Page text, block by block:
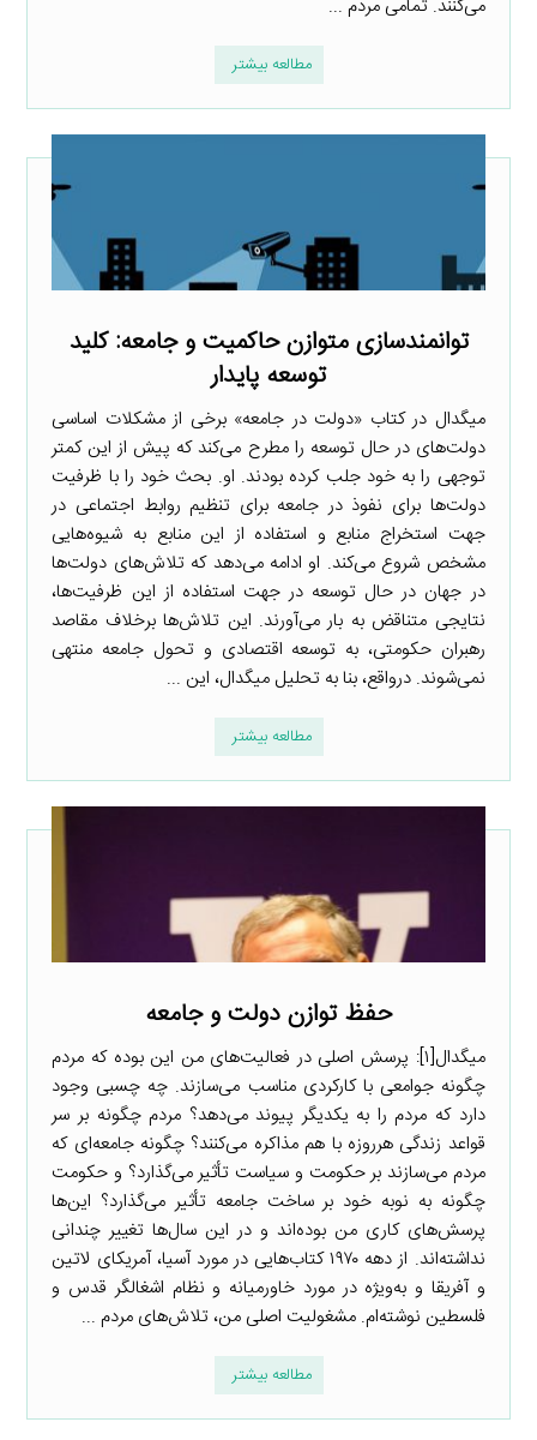
می‌کنند. تمامی مردم ...
مطالعه بیشتر
توانمندسازی متوازن حاکمیت و جامعه: کلید
توسعه پایدار
میگدال در کتاب «دولت در جامعه» برخی از مشکلات اساسی
دولت‌های در حال توسعه را مطرح می‌کند که پیش از این کمتر
توجهی را به خود جلب کرده بودند. او. بحث خود را با ظرفیت
دولت‌ها برای نفوذ در جامعه برای تنظیم روابط اجتماعی در
جهت استخراج منابع و استفاده از این منابع به شیوه‌هایی
مشخص شروع می‌کند. او ادامه می‌دهد که تلاش‌های دولت‌ها
در جهان در حال توسعه در جهت استفاده از این ظرفیت‌ها،
نتایجی متناقض به بار می‌آورند. این تلاش‌ها برخلاف مقاصد
رهبران حکومتی، به توسعه اقتصادی و تحول جامعه منتهی
نمی‌شوند. درواقع، بنا به تحلیل میگدال، این ...
مطالعه بیشتر
حفظ توازن دولت و جامعه
میگدال[۱]: پرسش اصلی در فعالیت‌های من این بوده که مردم
چگونه جوامعی با کارکردی مناسب می‌سازند. چه چسبی وجود
دارد که مردم را به یکدیگر پیوند می‌دهد؟ مردم چگونه بر سر
قواعد زندگی هرروزه با هم مذاکره می‌کنند؟ چگونه جامعه‌ای که
مردم می‌سازند بر حکومت و سیاست تأثیر می‌گذارد؟ و حکومت
چگونه به نوبه خود بر ساخت جامعه تأثیر می‌گذارد؟ این‌ها
پرسش‌های کاری من بوده‌اند و در این سال‌ها تغییر چندانی
نداشته‌اند. از دهه ۱۹۷۰ کتاب‌هایی در مورد آسیا، آمریکای لاتین
و آفریقا و به‌ویژه در مورد خاورمیانه و نظام اشغالگر قدس و
فلسطین نوشته‌ام. مشغولیت اصلی من، تلاش‌های مردم ...
مطالعه بیشتر